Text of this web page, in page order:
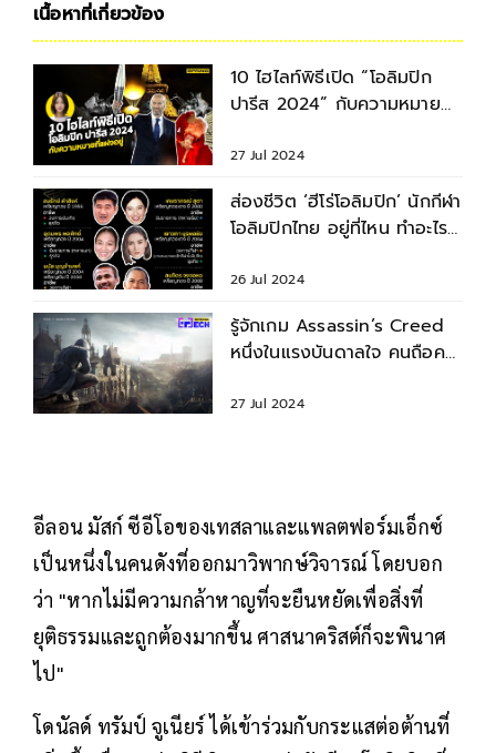
เนื้อหาที่เกี่ยวข้อง
10 ไฮไลท์พิธีเปิด “โอลิมปิก
ปารีส 2024” กับความหมาย
27 Jul 2024
ส่องชีวิต ‘ฮีโร่โอลิมปิก’ นักกีฬา
โอลิมปิกไทย อยู่ที่ไหน ทำอะไร
26 Jul 2024
รู้จักเกม Assassin’s Creed
หนึ่งในแรงบันดาลใจ คนถือคบ
27 Jul 2024
อีลอน มัสก์ ซีอีโอของเทสลาและแพลตฟอร์มเอ็กซ์
เป็นหนึ่งในคนดังที่ออกมาวิพากษ์วิจารณ์ โดยบอก
ว่า "หากไม่มีความกล้าหาญที่จะยืนหยัดเพื่อสิ่งที่
ยุติธรรมและถูกต้องมากขึ้น ศาสนาคริสต์ก็จะพินาศ
ไป"
โดนัลด์ ทรัมป์ จูเนียร์ ได้เข้าร่วมกับกระแสต่อต้านที่